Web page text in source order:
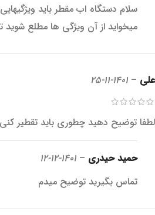
سلام دستگاه اب مقطر باید
میخواید از آن ویژگی ها مطلع شوید
علی –
1401-11-25
لطفا توضیح دهید چطوری باید تقطیر
حمید حیدری –
1401-12-12
تماس بگیرید توضیح میدم